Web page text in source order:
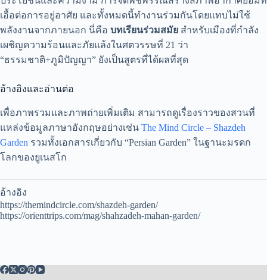
เอื้อต่อการอยู่อาศัย และทั้งหมดนี้ทำงานร่วมกันโดยแทบไม่ใช้
พลังงานจากภายนอก นี่คือ บทเรียนร่วมสมัย สำหรับเมืองที่กำลัง
เผชิญความร้อนและภัยแล้งในศตวรรษที่ 21 ว่า
“ธรรมชาติ+ภูมิปัญญา” ยังเป็นสูตรที่ได้ผลที่สุด
อ้างอิงและอ่านต่อ
เพื่อภาพรวมและภาพถ่ายเพิ่มเติม สามารถดูเรื่องราวของสวนที่
แหล่งข้อมูลภาษาอังกฤษอย่างเช่น The Mind Circle – Shazdeh
Garden รวมทั้งเอกสารเกี่ยวกับ “Persian Garden” ในฐานะมรดก
โลกของยูเนสโก
อ้างอิง
https://themindcircle.com/shazdeh-garden/
https://orienttrips.com/mag/shahzadeh-mahan-garden/